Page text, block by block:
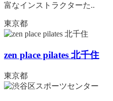
富なインストラクターた..
東京都
zen place pilates 北千住
東京都